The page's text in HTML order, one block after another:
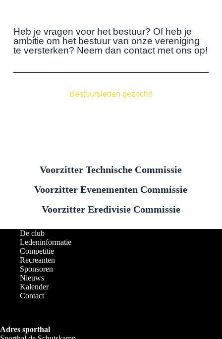
Heb je vragen voor het bestuur? Of heb je
ambitie om het bestuur van onze vereniging
te versterken? Neem dan contact met ons op!
Bestuursleden gezocht!
Voorzitter Technische Commissie
Voorzitter Evenementen Commissie
Voorzitter Eredivisie Commissie
De club
Ledeninformatie
Competitie
Recreanten
Sponsoren
Nieuws
Kalender
Contact
Adres sporthal